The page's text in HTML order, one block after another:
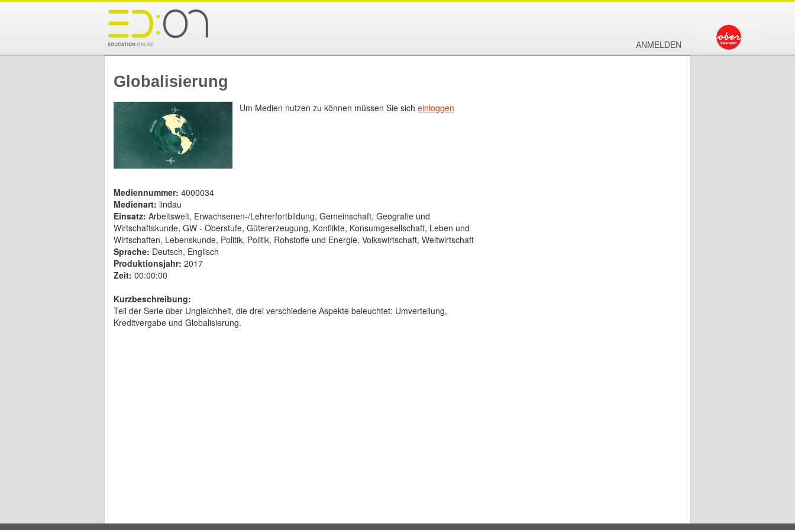
ANMELDEN
Globalisierung
Um Medien nutzen zu können müssen Sie sich einloggen
Mediennummer: 4000034
Medienart: lindau
Einsatz: Arbeitswelt, Erwachsenen-/Lehrerfortbildung, Gemeinschaft, Geografie und
Wirtschaftskunde, GW - Oberstufe, Gütererzeugung, Konflikte, Konsumgesellschaft, Leben und
Wirtschaften, Lebenskunde, Politik, Politik, Rohstoffe und Energie, Volkswirtschaft, Weltwirtschaft
Sprache: Deutsch, Englisch
Produktionsjahr: 2017
Zeit: 00:00:00
Kurzbeschreibung:
Teil der Serie über Ungleichheit, die drei verschiedene Aspekte beleuchtet: Umverteilung,
Kreditvergabe und Globalisierung.